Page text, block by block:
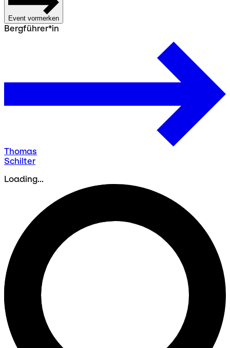
Event vormerken
Bergführer*in
Thomas
Schilter
Loading...